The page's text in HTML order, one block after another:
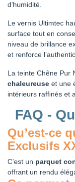
d’humidité.
Le vernis Ultimtec
surface tout en
niveau de brillance
et renforce
La teinte Chêne Pur
chaleureuse et une
intérieurs raffinés et
FAQ -
Qu’est-ce
Exclusifs
C’est un parquet
offrant un rendu